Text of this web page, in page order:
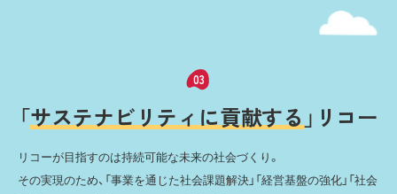
「サステナビリティに貢献する」 リ コ ー
リコーが目指すのは持続可能な未来の社会づくり。
その実現のため、「事業を通じた社会課題解決」「経営基盤の強化」「社会